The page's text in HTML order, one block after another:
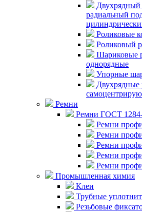
радиальный
Роликовые
Роликовый
Шариковые
однорядные
Упорные
Двухрядные
Ремни
Ремни ГОСТ
Ремни
Ремни
Ремни
Ремни
Ремни
Промышленная химия
Клеи
Трубные
Резьбовые